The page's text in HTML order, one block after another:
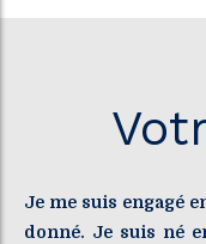
Je me suis engagé
donné. Je suis né